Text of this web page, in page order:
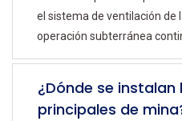
el sistema de ventilación de
operación subterránea
¿Dónde se
principales de